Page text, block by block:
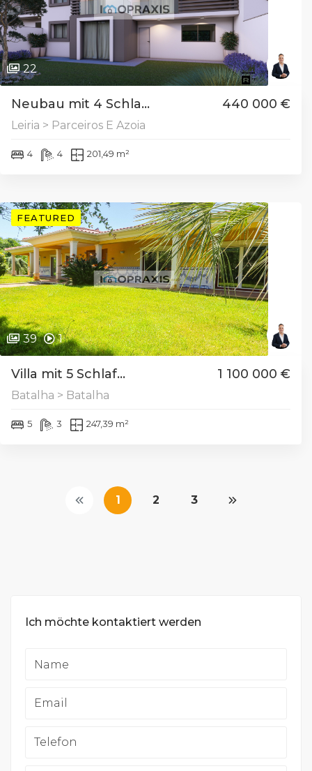
22
Neubau mit 4 Schla... 440 000 €
Leiria > Parceiros E Azoia
4 4 201,49 m²
FEATURED
39 1
Villa mit 5 Schlaf... 1 100 000 €
Batalha > Batalha
5 3 247,39 m²
1 2 3
Ich möchte kontaktiert werden
Name
Email
Telefon